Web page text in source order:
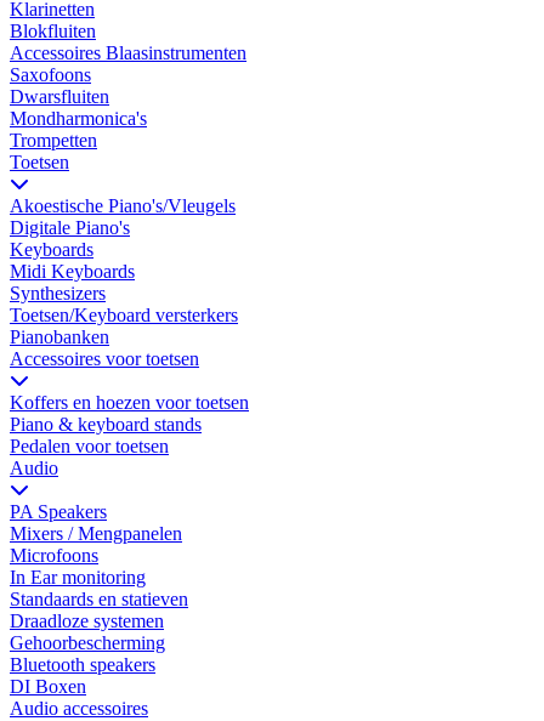
Klarinetten
Blokfluiten
Accessoires Blaasinstrumenten
Saxofoons
Dwarsfluiten
Mondharmonica's
Trompetten
Toetsen
Akoestische Piano's/Vleugels
Digitale Piano's
Keyboards
Midi Keyboards
Synthesizers
Toetsen/Keyboard versterkers
Pianobanken
Accessoires voor toetsen
Koffers en hoezen voor toetsen
Piano & keyboard stands
Pedalen voor toetsen
Audio
PA Speakers
Mixers / Mengpanelen
Microfoons
In Ear monitoring
Standaards en statieven
Draadloze systemen
Gehoorbescherming
Bluetooth speakers
DI Boxen
Audio accessoires